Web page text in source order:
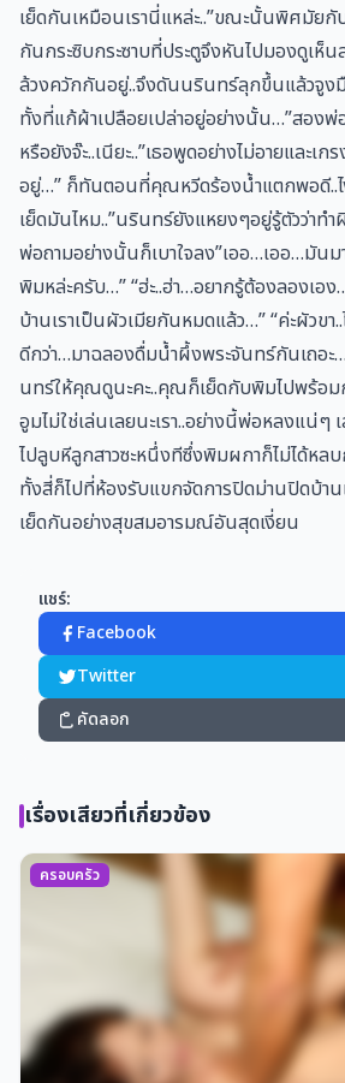
เย็ดกันเหมือนเรานี่แหล่ะ..”ขณะนั้นพิศมัย
กันกระซิบกระซาบที่ประตูจึงหันไปมองดูเห็
ล้วงควักกันอยู่..จึงดันนรินทร์ลุกขึ้นแล้วจูง
ทั้งที่แก้ผ้าเปลือยเปล่าอยู่อย่างนั้น…”สอง
หรือยังจ๊ะ..เนียะ..”เธอพูดอย่างไม่อายและเก
อยู่…” ก็ทันตอนที่คุณหวีดร้องน้ำแตกพอดี..ไ
เย็ดมันไหม..”นรินทร์ยังแหยงๆอยู่รู้ตัวว่าทำ
พ่อถามอย่างนั้นก็เบาใจลง”เออ…เออ…มัน
พิมหล่ะครับ…” “ฮ่ะ..ฮ่า…อยากรู้ต้องลองเอง
บ้านเราเป็นผัวเมียกันหมดแล้ว…” “ค่ะผัวขา
ดีกว่า…มาฉลองดื่มน้ำผึ้งพระจันทร์กันเถอะ
นทร์ให้คุณดูนะคะ..คุณก็เย็ดกับพิมไปพร้อ
อูมไม่ใช่เล่นเลยนะเรา..อย่างนี้พ่อหลงแน่ๆ
ไปลูบหีลูกสาวซะหนึ่งทีซึ่งพิมผกาก็ไม่ได้หล
ทั้งสี่ก็ไปที่ห้องรับแขกจัดการปิดม่านปิดบ้า
เย็ดกันอย่างสุขสมอารมณ์อันสุดเงี่ยน
แชร์:
Facebook
Twitter
คัดลอก
เรื่องเสียวที่เกี่ยวข้อง
ครอบครัว